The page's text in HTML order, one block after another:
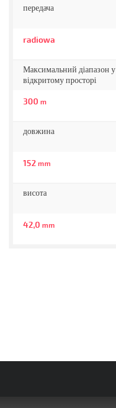
передача
radiowa
Максимальний діапазон у
відкритому просторі
300 m
довжина
152 mm
висота
42,0 mm